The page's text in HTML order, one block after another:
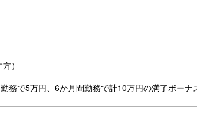
）
務で5万円、6か月間勤務で計10万円の満了ボー